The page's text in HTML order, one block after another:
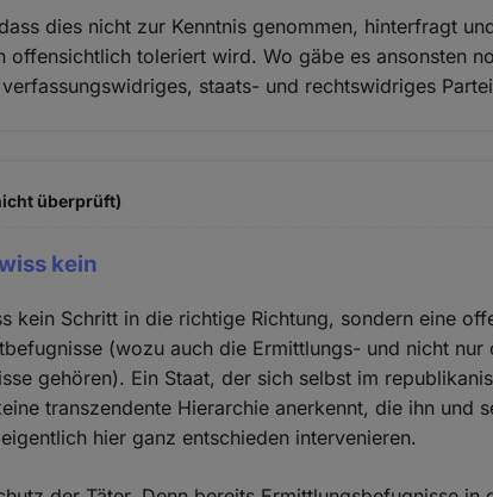
dies nicht zur Kenntnis genommen, hinterfragt
offensichtlich toleriert wird. Wo gäbe es ansonsten
staats- und rechtswidriges
überprüft)
kein
kein Schritt in die richtige Richtung, sondern eine
(wozu auch die Ermittlungs- und nicht nur
gehören). Ein Staat, der sich selbst im
transzendente Hierarchie anerkennt, die ihn und
hier ganz entschieden intervenieren.